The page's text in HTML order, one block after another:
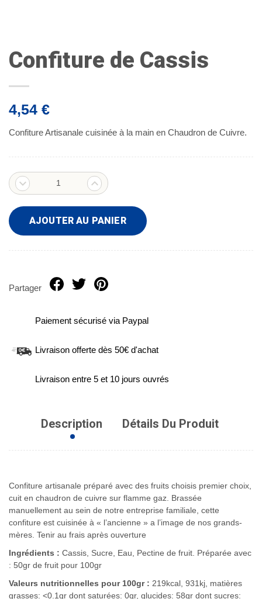
Confiture de Cassis
4,54 €
Confiture Artisanale cuisinée à la main en Chaudron de Cuivre.
AJOUTER AU PANIER
Partager
Paiement sécurisé via Paypal
Livraison offerte dès 50€ d'achat
Livraison entre 5 et 10 jours ouvrés
Description Détails Du Produit
Confiture artisanale préparé avec des fruits choisis premier choix,
cuit en chaudron de cuivre sur flamme gaz. Brassée
manuellement au sein de notre entreprise familiale, cette
confiture est cuisinée à « l’ancienne » a l’image de nos grands-
mères. Tenir au frais après ouverture
Ingrédients : Cassis, Sucre, Eau, Pectine de fruit. Préparée avec
: 50gr de fruit pour 100gr
Valeurs nutritionnelles pour 100gr : 219kcal, 931kj, matières
grasses: <0.1gr dont saturées: 0gr, glucides: 58gr dont sucres: